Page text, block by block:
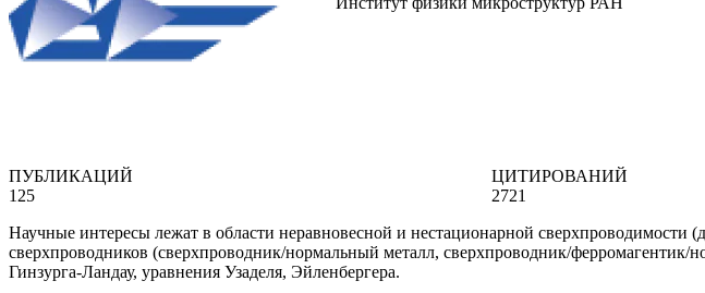
ПУБЛИКАЦИЙ
125
ЦИТИРОВАНИЙ
2721
Научные интересы лежат в области неравновесной и нестационарной
сверхпроводников (сверхпроводник/нормальный металл, сверхпроводник/
Гинзурга-Ландау, уравнения Узаделя, Эйленбергера.